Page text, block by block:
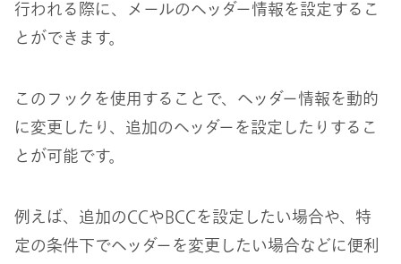
行われる際に、メールのヘッダー情報を設定するこ
とができます。
このフックを使用することで、ヘッダー情報を動的
に変更したり、追加のヘッダーを設定したりするこ
とが可能です。
例えば、追加のCCやBCCを設定したい場合や、特
定の条件下でヘッダーを変更したい場合などに便利